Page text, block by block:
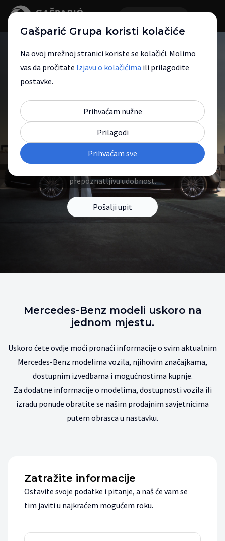
Mercedes-Benz nova
vozila
Otkrijte modele koji spajaju vrhunski
prepoznatljivu udobnost.
Pošalji upit
Mercedes-Benz modeli uskoro na
jednom mjestu.
Uskoro ćete ovdje moći pronaći informacije o svim aktualnim
Mercedes-Benz modelima vozila, njihovim značajkama,
dostupnim izvedbama i mogućnostima kupnje.
Za dodatne informacije o modelima, dostupnosti vozila ili
izradu ponude obratite se našim prodajnim savjetnicima
putem obrasca u nastavku.
Zatražite informacije
Ostavite svoje podatke i pitanje, a naš će vam se
tim javiti u najkraćem mogućem roku.
Gašparić Grupa koristi kolačiće
Na ovoj mrežnoj stranici koriste se kolačići. Molimo
vas da pročitate Izjavu o kolačićima ili prilagodite
postavke.
Prihvaćam nužne
Prilagodi
Prihvaćam sve